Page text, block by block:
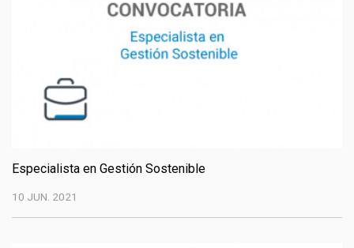
Especialista en Gestión Sostenible
10 JUN. 2021